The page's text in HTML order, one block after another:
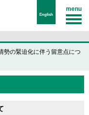
English
勢の緊迫化に伴う留意点につ
menu